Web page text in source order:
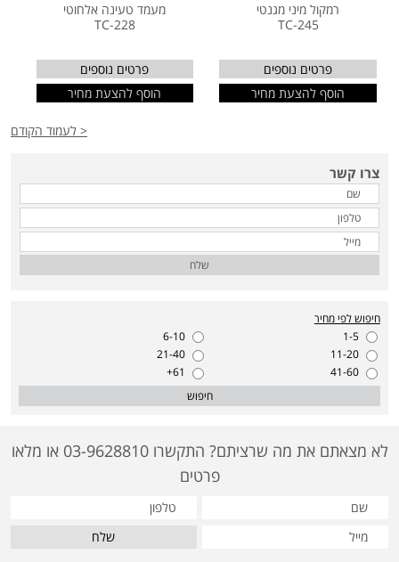
רמקול מיני מגנטי
TC-245
פרטים נוספים
הוסף להצעת מחיר
מעמד טעינה אלחוטי
TC-228
פרטים נוספים
הוסף להצעת מחיר
< לעמוד הקודם
צרו קשר
שלח
חיפוש לפי מחיר
1-5
6-10
11-20
21-40
41-60
61+
חיפוש
לא מצאתם את מה שרציתם? התקשרו 03-9628810 או מלאו
פרטים
שלח